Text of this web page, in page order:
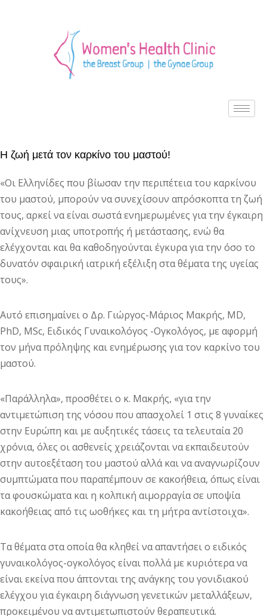
Η ζωή μετά τον καρκίνο του μαστού!
«Οι Ελληνίδες που βίωσαν την περιπέτεια του καρκίνου
του μαστού, μπορούν να συνεχίσουν απρόσκοπτα τη ζωή
τους, αρκεί να είναι σωστά ενημερωμένες για την έγκαιρη
ανίχνευση μιας υποτροπής ή μετάστασης, ενώ θα
ελέγχονται και θα καθοδηγούνται έγκυρα για την όσο το
δυνατόν σφαιρική ιατρική εξέλιξη στα θέματα της υγείας
τους».
Αυτό επισημαίνει ο Δρ. Γιώργος-Μάριος Μακρής, MD,
PhD, MSc, Ειδικός Γυναικολόγος -Ογκολόγος, με αφορμή
τον μήνα πρόληψης και ενημέρωσης για τον καρκίνο του
μαστού.
«Παράλληλα», προσθέτει ο κ. Μακρής, «για την
αντιμετώπιση της νόσου που απασχολεί 1 στις 8 γυναίκες
στην Ευρώπη και με αυξητικές τάσεις τα τελευταία 20
χρόνια, όλες οι ασθενείς χρειάζονται να εκπαιδευτούν
στην αυτοεξέταση του μαστού αλλά και να αναγνωρίζουν
συμπτώματα που παραπέμπουν σε κακοήθεια, όπως είναι
τα φουσκώματα και η κολπική αιμορραγία σε υποψία
κακοήθειας από τις ωοθήκες και τη μήτρα αντίστοιχα».
Τα θέματα στα οποία θα κληθεί να απαντήσει ο ειδικός
γυναικολόγος-ογκολόγος είναι πολλά με κυριότερα να
είναι εκείνα που άπτονται της ανάγκης του γονιδιακού
ελέγχου για έγκαιρη διάγνωση γενετικών μεταλλάξεων,
προκειμένου να αντιμετωπιστούν θεραπευτικά.